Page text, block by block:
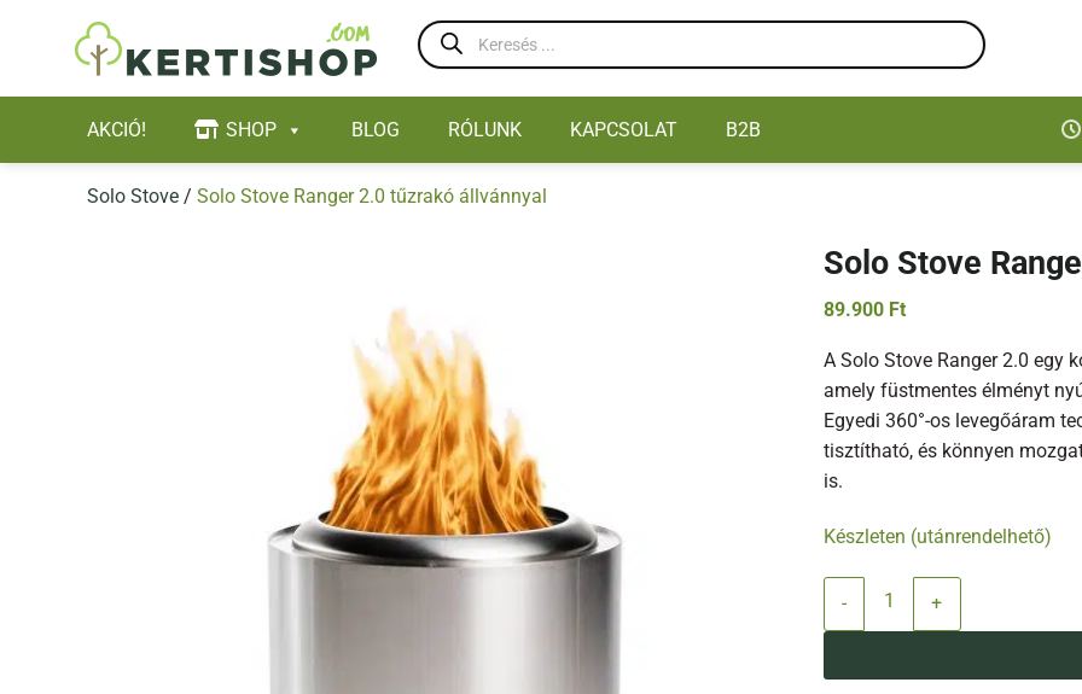
Products
search
AKCIÓ! SHOP BLOG RÓLUNK KAPCSOLAT B2B
Solo Stove / Solo Stove Ranger 2.0 tűzrakó állvánnyal
Solo Stove
89.900 Ft
A Solo Stove Ranger 2.0 egy
amely füstmentes élményt
Egyedi 360°-os levegőáram
tisztítható, és könnyen
is.
Készleten (utánrendelhető)
Solo Stove Ranger 2.0 tűzrakó